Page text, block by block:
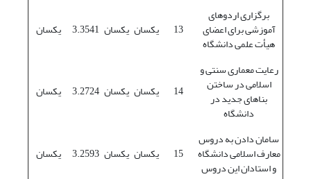
برگزاری اردوهای
آموزشی برای اعضای
هیأت علمی دانشگاه
13 یکسان یکسان 3.3541 یکسان
رعایت معماری سنتی و
اسلامی در ساختن
بناهای جدید در
دانشگاه
14 یکسان یکسان 3.2724 یکسان
سامان دادن به دروس
معارف اسلامی دانشگاه
و استادان این دروس
15 یکسان یکسان 3.2593 یکسان